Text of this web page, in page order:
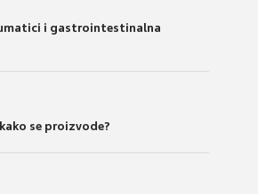
i gastrointestinalna
se proizvode?